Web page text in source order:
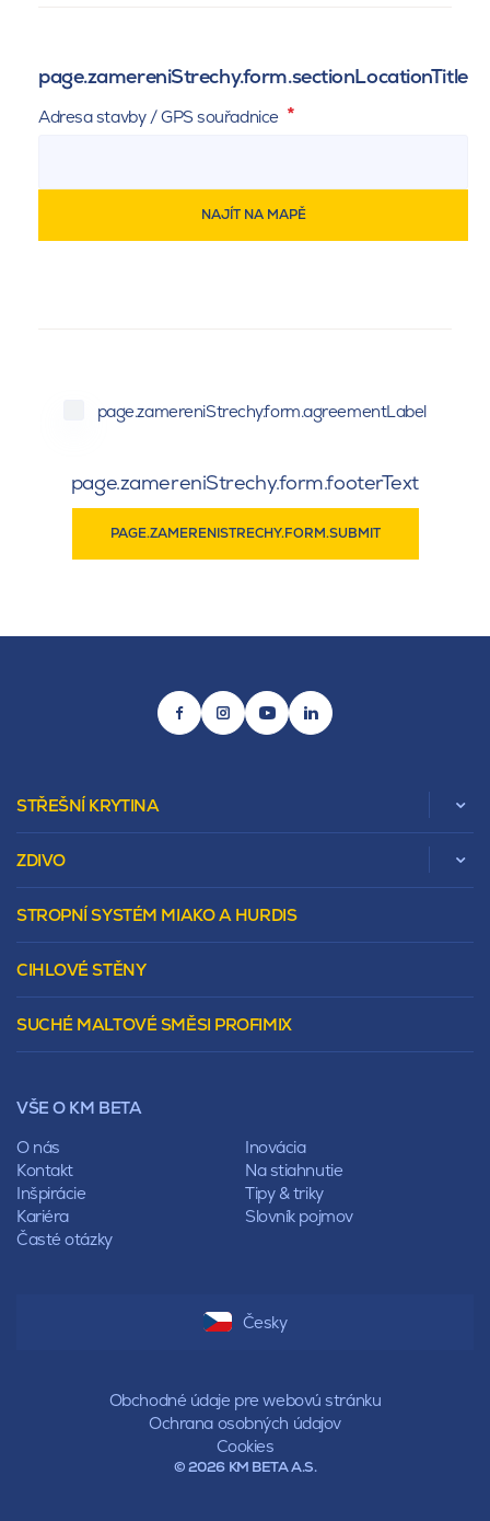
page.zamereniStrechy.form.sectionLocationTitle
Adresa stavby / GPS souřadnice
NAJÍT NA MAPĚ
page.zamereniStrechy.form.agreementLabel
page.zamereniStrechy.form.footerText
PAGE.ZAMERENISTRECHY.FORM.SUBMIT
STŘEŠNÍ KRYTINA
Beta
Sedlová
Valbová
Mansardová
Pultová
Sedlová
Polovalbová
Stanová
Mansardová
Pultová
Hodonka
ZDIVO
Tepelnoizolačný prvok
Vencovky
Preklady
Lícové murivo
Pálené zdivo Profiblok
Nosné murivo
Priečky
Vencovky
Preklady
STROPNÍ SYSTÉM MIAKO A HURDIS
CIHLOVÉ STĚNY
SUCHÉ MALTOVÉ SMĚSI PROFIMIX
VŠE O KM BETA
O nás
Inovácia
Kontakt
Na stiahnutie
Inšpirácie
Tipy & triky
Kariéra
Slovník pojmov
Časté otázky
Česky
© 2026 KM BETA A.S.
Obchodné údaje pre webovú stránku
Ochrana osobných údajov
Cookies